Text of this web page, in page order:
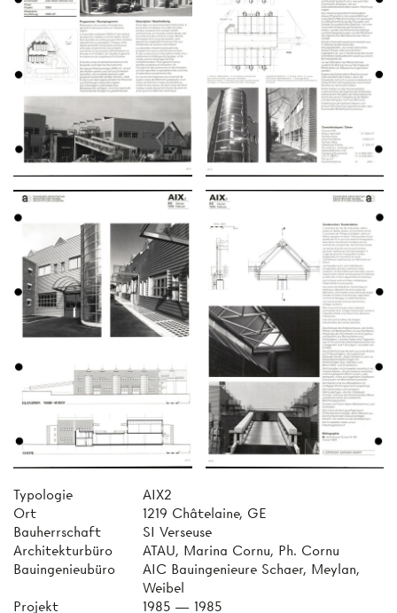
Typologie
AIX2
Ort
1219 Châtelaine, GE
Bauherrschaft
SI Verseuse
Architekturbüro
ATAU, Marina Cornu, Ph. Cornu
Bauingenieubüro
AIC Bauingenieure Schaer, Meylan,
Weibel
Projekt
1985 — 1985